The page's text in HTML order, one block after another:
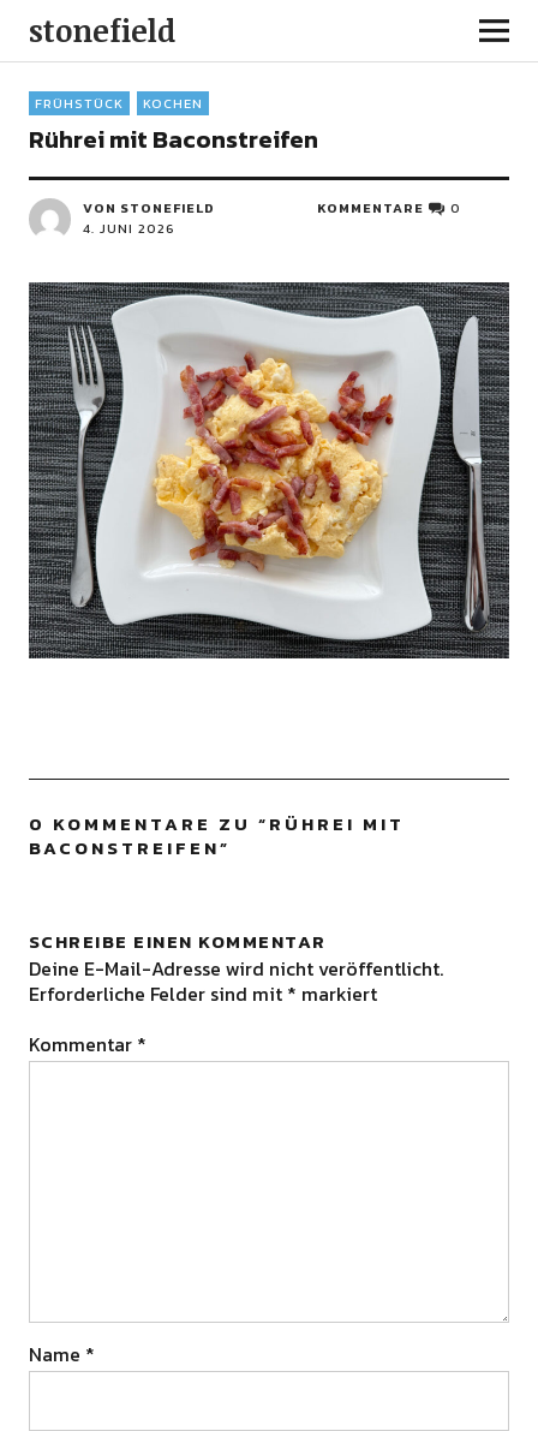
stonefield
FRÜHSTÜCK KOCHEN
Rührei mit Baconstreifen
VON STONEFIELD
4. JUNI 2026
KOMMENTARE 0
0 KOMMENTARE ZU “RÜHREI MIT
BACONSTREIFEN”
SCHREIBE EINEN KOMMENTAR
Deine E-Mail-Adresse wird nicht veröffentlicht.
Erforderliche Felder sind mit * markiert
Kommentar *
Name *